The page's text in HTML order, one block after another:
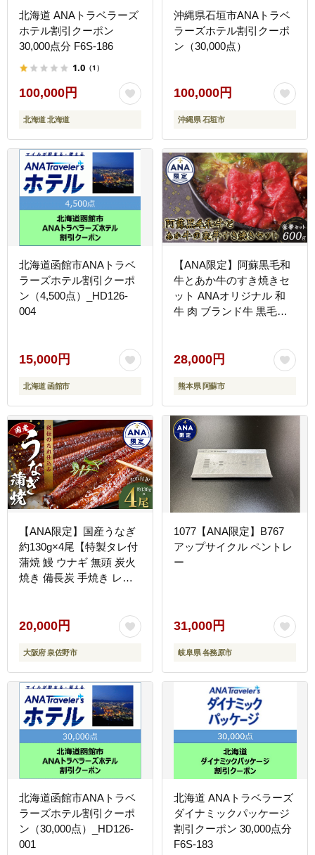
北海道 ANAトラベラーズ
ホテル割引クーポン
30,000点分 F6S-186
1.0 （1）
100,000円
北海道 北海道
沖縄県石垣市ANAトラベ
ラーズホテル割引クーポ
ン（30,000点）
100,000円
沖縄県 石垣市
北海道函館市ANAトラベ
ラーズホテル割引クーポ
ン（4,500点）_HD126-
004
15,000円
北海道 函館市
【ANA限定】阿蘇黒毛和
牛とあか牛のすき焼きセ
ット ANAオリジナル 和
牛 肉 ブランド牛 黒毛和
身 食べ比べ 熊本 阿蘇
28,000円
熊本県 阿蘇市
【ANA限定】国産うなぎ
約130g×4尾【特製タレ付
蒲焼 鰻 ウナギ 無頭 炭火
焼き 備長炭 手焼き レン
20,000円
大阪府 泉佐野市
1077【ANA限定】B767
アップサイクル ペントレ
ー
31,000円
岐阜県 各務原市
北海道函館市ANAトラベ
ラーズホテル割引クーポ
ン（30,000点）_HD126-
001
北海道 ANAトラベラーズ
ダイナミックパッケージ
割引クーポン 30,000点分
F6S-183